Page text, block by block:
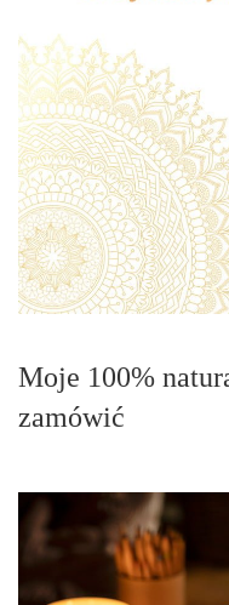
Moje 100%
zamówić